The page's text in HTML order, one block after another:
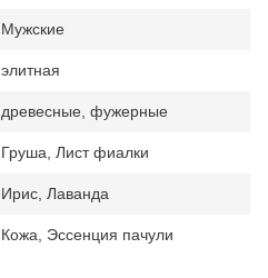
Мужские
элитная
древесные, фужерные
Груша, Лист фиалки
Ирис, Лаванда
Кожа, Эссенция пачули